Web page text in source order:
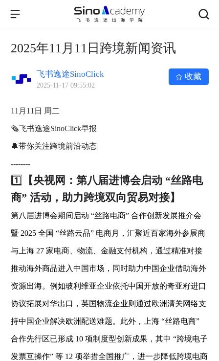
2025年11月11日跨境新闻资讯
飞书逸途SinoClick
2025-11-17 09:55:02
收藏
11月11日 周二
🗞飞书逸途SinoClick早报
🔔带你关注跨境前沿动态
--------
1️⃣
【央视网：第八届进博会启动 “丝路电
商” 活动，助力跨境双向贸易对接】
第八届进博会期间启动 “丝路电商” 合作创新发展推介会
暨 2025 全国 “丝路云品” 电商月，汇聚近百家海外参展商
与上海 27 家电商、物流、金融支付机构，通过精准对接
推动海外商品进入中国市场，同时助力中国企业借助海外
资源出海。例如玻利维亚企业依托中国开放的奇亚籽进口
协议拓展对华出口，英国物流企业则通过欧洲清关网络支
持中国企业解决欧洲配送难题。此外，上海 “丝路电商”
合作先行区已形成 10 项制度型创新成果，其中 “跨境电子
发票互操作” 等 12 项举措全国推广，进一步降低跨境电商